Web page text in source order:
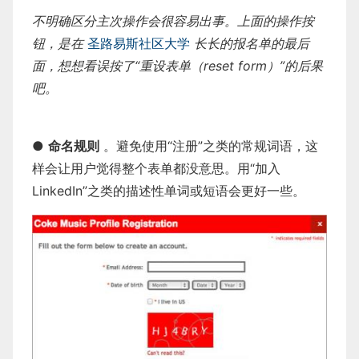
不明确区分主次操作会很容易出事。上面的操作按
钮，是在 圣路易斯社区大学 长长的报名单的最后
面，想想看误按了“重设表单（reset form）”的后果
吧。
● 命名规则 。避免使用“注册”之类的常规词语，这
样会让用户觉得整个表单都没意思。用“加入
LinkedIn”之类的描述性单词或短语会更好一些。